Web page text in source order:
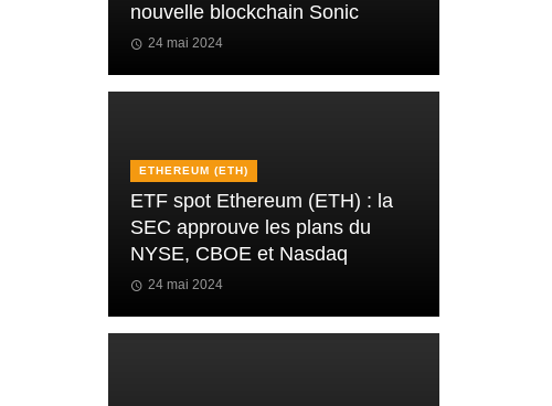
nouvelle blockchain Sonic
24 mai 2024
ETHEREUM (ETH)
ETF spot Ethereum (ETH) : la
SEC approuve les plans du
NYSE, CBOE et Nasdaq
24 mai 2024